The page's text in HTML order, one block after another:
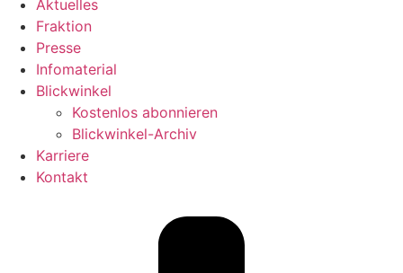
Aktuelles
Fraktion
Presse
Infomaterial
Blickwinkel
Kostenlos abonnieren
Blickwinkel-Archiv
Karriere
Kontakt